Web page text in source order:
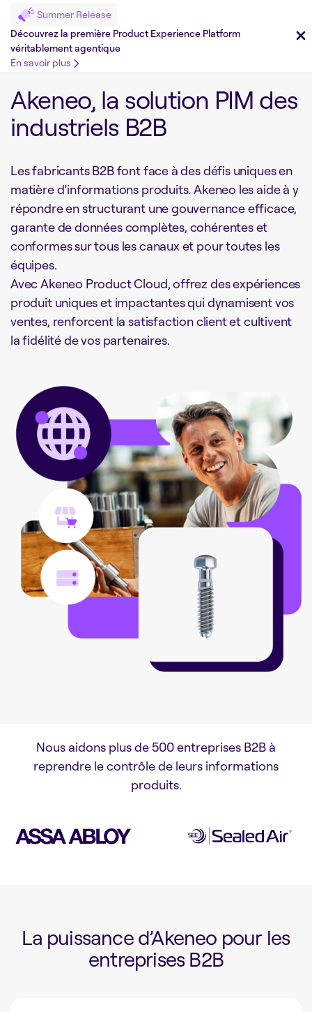
Summer Release
Découvrez la première Product Experience Platform
véritablement agentique
En savoir plus
Akeneo, la solution PIM des
industriels B2B
Les fabricants B2B font face à des défis uniques en
matière d’informations produits. Akeneo les aide à y
répondre en structurant une gouvernance efficace,
garante de données complètes, cohérentes et
conformes sur tous les canaux et pour toutes les
équipes.
Avec Akeneo Product Cloud, offrez des expériences
produit uniques et impactantes qui dynamisent vos
ventes, renforcent la satisfaction client et cultivent
la fidélité de vos partenaires.
Nous aidons plus de 500 entreprises B2B à
reprendre le contrôle de leurs informations
produits.
La puissance d’Akeneo pour les
entreprises B2B